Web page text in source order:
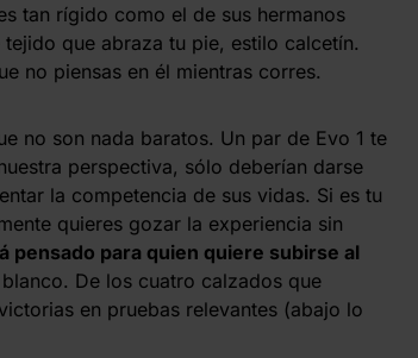
tan rígido como el de sus hermanos
que abraza tu pie, estilo calcetín.
no piensas en él mientras corres.
no son nada baratos. Un par de Evo 1 te
perspectiva, sólo deberían darse
la competencia de sus vidas. Si es tu
quieres gozar la experiencia sin
pensado para quien quiere subirse al
De los cuatro calzados que
en pruebas relevantes (abajo lo